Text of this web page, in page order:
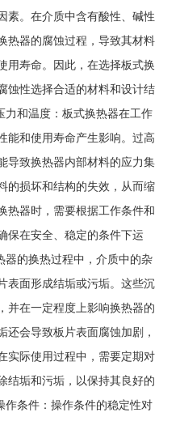
素。在介质中含有酸性、碱性
热器的腐蚀过程，导致其材料
用寿命。因此，在选择板式换
蚀性选择合适的材料和设计结
力和温度：板式换热器在工作
能和使用寿命产生影响。过高
导致换热器内部材料的应力集
的损坏和结构的失效，从而缩
热器时，需要根据工作条件和
保在安全、稳定的条件下运
器的换热过程中，介质中的杂
表面形成结垢或污垢。这些沉
并在一定程度上影响换热器的
还会导致板片表面腐蚀加剧，
实际使用过程中，需要定期对
结垢和污垢，以保持其良好的
作条件：操作条件的稳定性对